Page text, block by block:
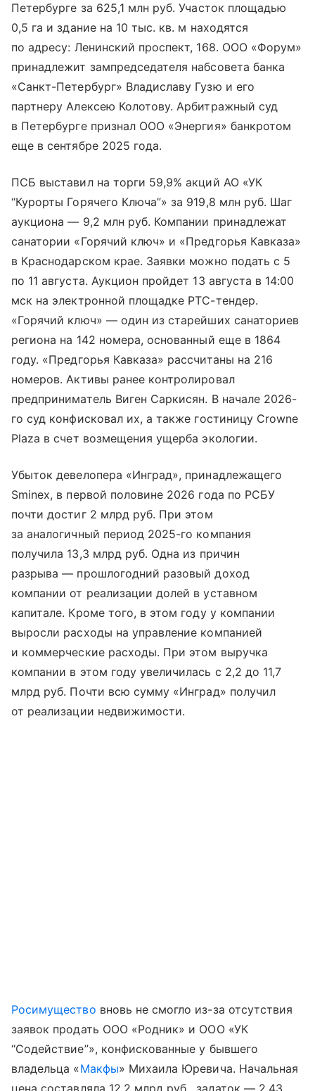
Петербурге за 625,1 млн руб. Участок площадью
0,5 га и здание на 10 тыс. кв. м находятся
по адресу: Ленинский проспект, 168. ООО «Форум»
принадлежит зампредседателя набсовета банка
«Санкт-Петербург» Владиславу Гузю и его
партнеру Алексею Колотову. Арбитражный суд
в Петербурге признал ООО «Энергия» банкротом
еще в сентябре 2025 года.
ПСБ выставил на торги 59,9% акций АО «УК
“Курорты Горячего Ключа”» за 919,8 млн руб. Шаг
аукциона — 9,2 млн руб. Компании принадлежат
санатории «Горячий ключ» и «Предгорья Кавказа»
в Краснодарском крае. Заявки можно подать с 5
по 11 августа. Аукцион пройдет 13 августа в 14:00
мск на электронной площадке РТС-тендер.
«Горячий ключ» — один из старейших санаториев
региона на 142 номера, основанный еще в 1864
году. «Предгорья Кавказа» рассчитаны на 216
номеров. Активы ранее контролировал
предприниматель Виген Саркисян. В начале 2026-
го суд конфисковал их, а также гостиницу Crowne
Plaza в счет возмещения ущерба экологии.
Убыток девелопера «Инград», принадлежащего
Sminex, в первой половине 2026 года по РСБУ
почти достиг 2 млрд руб. При этом
за аналогичный период 2025-го компания
получила 13,3 млрд руб. Одна из причин
разрыва — прошлогодний разовый доход
компании от реализации долей в уставном
капитале. Кроме того, в этом году у компании
выросли расходы на управление компанией
и коммерческие расходы. При этом выручка
компании в этом году увеличилась с 2,2 до 11,7
млрд руб. Почти всю сумму «Инград» получил
от реализации недвижимости.
Росимущество вновь не смогло из-за отсутствия
заявок продать ООО «Родник» и ООО «УК
“Содействие”», конфискованные у бывшего
владельца «Макфы» Михаила Юревича. Начальная
цена составляла 12,2 млрд руб., задаток — 2,43